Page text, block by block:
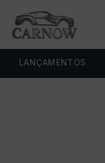
LANÇAMENTOS